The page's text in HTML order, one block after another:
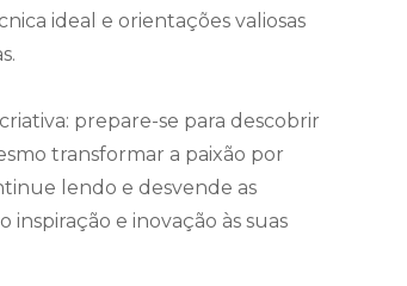
ideal e orientações valiosas
prepare-se para descobrir
transformar a paixão por
lendo e desvende as
e inovação às suas